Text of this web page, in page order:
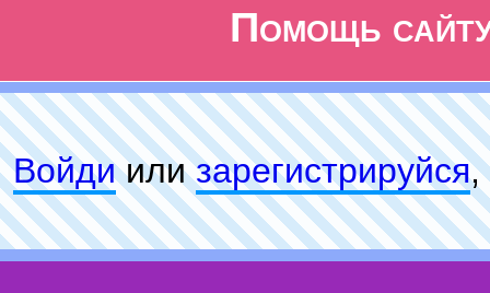
Помощь
Войдиилизарeгиcтpируйся,